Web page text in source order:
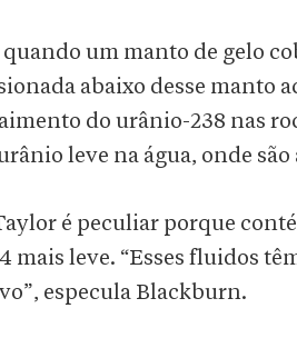
um manto de gelo
abaixo desse manto
do urânio-238 nas
leve na água, onde
é peculiar porque
leve. “Esses fluidos
especula Blackburn.